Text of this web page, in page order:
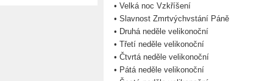
• Velká noc Vzkříšení
• Slavnost Zmrtvýchvstání Páně
• Druhá neděle velikonoční
• Třetí neděle velikonoční
• Čtvrtá neděle velikonoční
• Pátá neděle velikonoční